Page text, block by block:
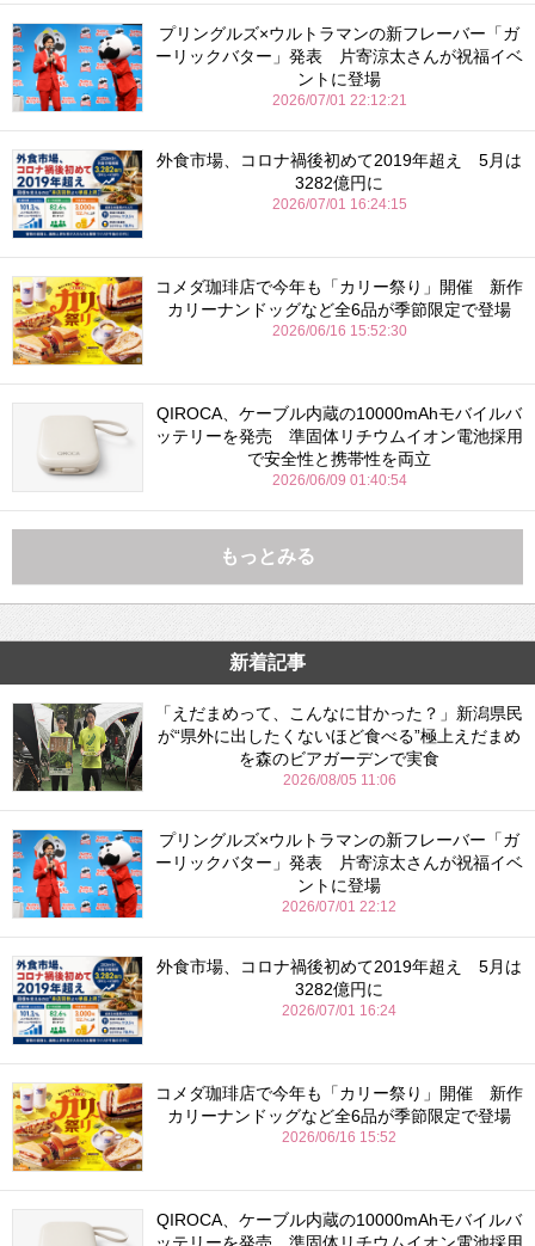
プリングルズ×ウルトラマンの新フレーバー「ガ
ーリックバター」発表 片寄涼太さんが祝福イベ
ントに登場
2026/07/01 22:12:21
外食市場、コロナ禍後初めて2019年超え 5月は
3282億円に
2026/07/01 16:24:15
コメダ珈琲店で今年も「カリー祭り」開催 新作
カリーナンドッグなど全6品が季節限定で登場
2026/06/16 15:52:30
QIROCA、ケーブル内蔵の10000mAhモバイルバ
ッテリーを発売 準固体リチウムイオン電池採用
で安全性と携帯性を両立
2026/06/09 01:40:54
もっとみる
新着記事
「えだまめって、こんなに甘かった？」新潟県民
が“県外に出したくないほど食べる”極上えだまめ
を森のビアガーデンで実食
2026/08/05 11:06
プリングルズ×ウルトラマンの新フレーバー「ガ
ーリックバター」発表 片寄涼太さんが祝福イベ
ントに登場
2026/07/01 22:12
外食市場、コロナ禍後初めて2019年超え 5月は
3282億円に
2026/07/01 16:24
コメダ珈琲店で今年も「カリー祭り」開催 新作
カリーナンドッグなど全6品が季節限定で登場
2026/06/16 15:52
QIROCA、ケーブル内蔵の10000mAhモバイルバ
ッテリーを発売 準固体リチウムイオン電池採用